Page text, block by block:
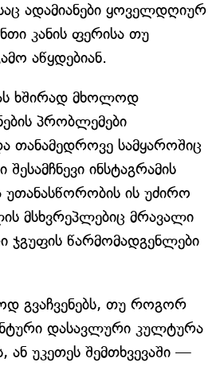
ადამიანები ყოველდღიურ
კანის ფერისა თუ
აწყდებიან.
ხშირად მხოლოდ
პრობლემები
თანამედროვე სამყაროშიც
ინსტაგრამის
ის უძირო
მსხვრეპლებიც მრავალი
ჯგუფის წარმომადგენლები
გვაჩვენებს, თუ როგორ
დასავლური კულტურა
ან უკეთეს შემთხვევაში —